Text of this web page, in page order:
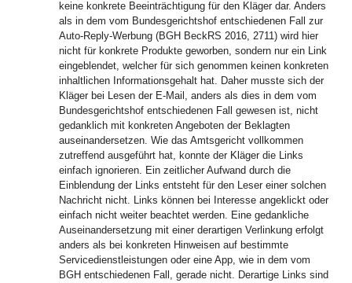
keine konkrete Beeinträchtigung für den Kläger dar. Anders
als in dem vom Bundesgerichtshof entschiedenen Fall zur
Auto-Reply-Werbung (BGH BeckRS 2016, 2711) wird hier
nicht für konkrete Produkte geworben, sondern nur ein Link
eingeblendet, welcher für sich genommen keinen konkreten
inhaltlichen Informationsgehalt hat. Daher musste sich der
Kläger bei Lesen der E-Mail, anders als dies in dem vom
Bundesgerichtshof entschiedenen Fall gewesen ist, nicht
gedanklich mit konkreten Angeboten der Beklagten
auseinandersetzen. Wie das Amtsgericht vollkommen
zutreffend ausgeführt hat, konnte der Kläger die Links
einfach ignorieren. Ein zeitlicher Aufwand durch die
Einblendung der Links entsteht für den Leser einer solchen
Nachricht nicht. Links können bei Interesse angeklickt oder
einfach nicht weiter beachtet werden. Eine gedankliche
Auseinandersetzung mit einer derartigen Verlinkung erfolgt
anders als bei konkreten Hinweisen auf bestimmte
Servicedienstleistungen oder eine App, wie in dem vom
BGH entschiedenen Fall, gerade nicht. Derartige Links sind